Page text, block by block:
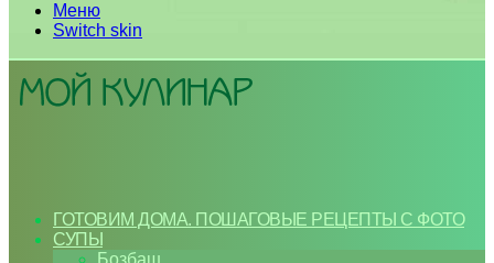
Меню
Switch skin
ГОТОВИМ ДОМА. ПОШАГОВЫЕ РЕЦЕПТЫ С ФОТО
СУПЫ
Бозбаш